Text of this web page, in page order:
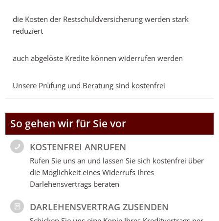
die Kosten der Restschuldversicherung werden stark
reduziert
auch abgelöste Kredite können widerrufen werden
Unsere Prüfung und Beratung sind kostenfrei
So gehen wir für Sie vor
KOSTENFREI ANRUFEN
Rufen Sie uns an und lassen Sie sich kostenfrei über
die Möglichkeit eines Widerrufs Ihres
Darlehensvertrags beraten
DARLEHENSVERTRAG ZUSENDEN